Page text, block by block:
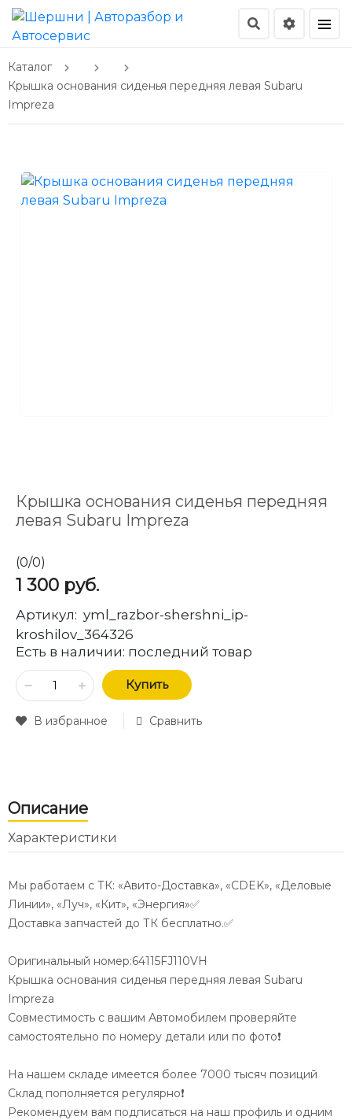
Каталог
Крышка основания сиденья передняя левая Subaru
Impreza
Крышка основания сиденья передняя
левая Subaru Impreza
(0/0)
1 300 руб.
Артикул: yml_razbor-shershni_ip-
kroshilov_364326
Есть в наличии: последний товар
Купить
В избранное Сравнить
Описание
Характеристики
Мы работаем с ТК: «Авито-Доставка», «CDEK», «Деловые
Линии», «Луч», «Кит», «Энергия»✅
Доставка запчастей до ТК бесплатно.✅
Оригинальный номер:64115FJ110VH
Крышка основания сиденья передняя левая Subaru
Impreza
Совместимость с вашим Автомобилем проверяйте
самостоятельно по номеру детали или по фото❗️
На нашем складе имеется более 7000 тысяч позиций
Склад пополняется регулярно❗️
Рекомендуем вам подписаться на наш профиль и одним